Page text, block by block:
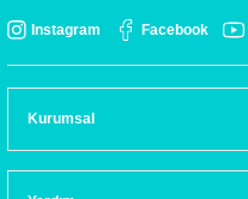
Instagram Facebook
Kurumsal